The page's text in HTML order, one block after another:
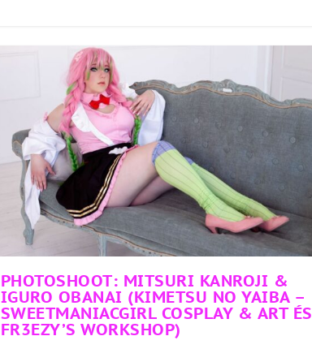
PHOTOSHOOT: MITSURI KANROJI &
IGURO OBANAI (KIMETSU NO YAIBA –
SWEETMANIACGIRL COSPLAY & ART ÉS
FR3EZY’S WORKSHOP)